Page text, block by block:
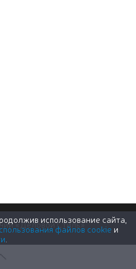
«Деловой Стиль»
использование сайта,
файлов cookie и